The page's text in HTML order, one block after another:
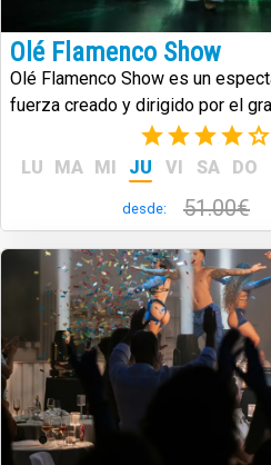
Olé Flamenco Show
Olé Flamenco Show es un
fuerza creado y dirigido por el
(3)
LU MA MI JU VI SA DO
desde: 51.00€